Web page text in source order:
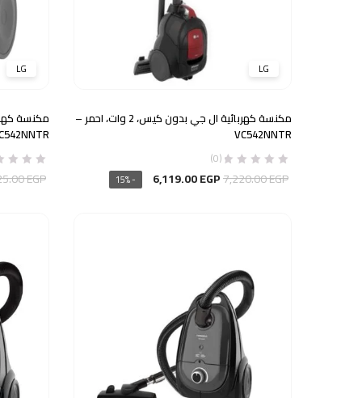
LG
مكنسة كهربائية ال جي بدون كيس، 2 وات، احمر –
VC542NNTR
(0)
7,220.00EGP
السعر6,119.00EGP
السعر
- 15%
LG
EGP